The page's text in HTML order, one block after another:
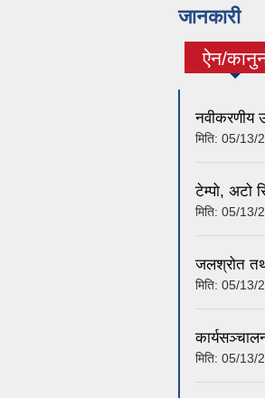
जानकारी
ऐन/
नवीकरणीय
मिति: 05/13/
टेम्पो, अटो
मिति: 05/13/
जलश्रोत
मिति: 05/13/
मिति: 05/13/